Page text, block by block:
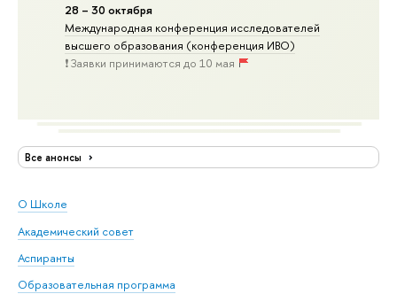
28 – 30 октября
Международная конференция исследователей
высшего образования (конференция ИВО)
❗️ Заявки принимаются до 10 мая
Все анонсы
О Школе
Академический совет
Аспиранты
Образовательная программа